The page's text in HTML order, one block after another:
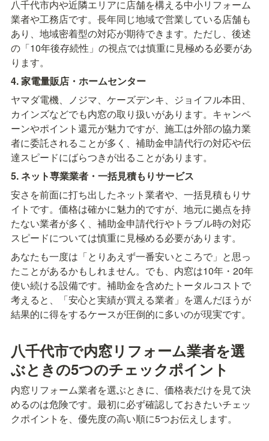
八千代市内や近隣エリアに店舗を構える中小リフォーム
業者や工務店です。長年同じ地域で営業している店舗も
あり、地域密着型の対応が期待できます。ただし、後述
の「10年後存続性」の視点では慎重に見極める必要があ
ります。
4. 家電量販店・ホームセンター
ヤマダ電機、ノジマ、ケーズデンキ、ジョイフル本田、
カインズなどでも内窓の取り扱いがあります。キャンペ
ーンやポイント還元が魅力ですが、施工は外部の協力業
者に委託されることが多く、補助金申請代行の対応や伝
達スピードにばらつきが出ることがあります。
5. ネット専業業者・一括見積もりサービス
安さを前面に打ち出したネット業者や、一括見積もりサ
イトです。価格は確かに魅力的ですが、地元に拠点を持
たない業者が多く、補助金申請代行やトラブル時の対応
スピードについては慎重に見極める必要があります。
あなたも一度は「とりあえず一番安いところで」と思っ
たことがあるかもしれません。でも、内窓は10年・20年
使い続ける設備です。補助金を含めたトータルコストで
考えると、「安心と実績が買える業者」を選んだほうが
結果的に得をするケースが圧倒的に多いのが現実です。
八千代市で内窓リフォーム業者を選
ぶときの5つのチェックポイント
内窓リフォーム業者を選ぶときに、価格表だけを見て決
めるのは危険です。最初に必ず確認しておきたいチェッ
クポイントを、優先度の高い順に5つお伝えします。